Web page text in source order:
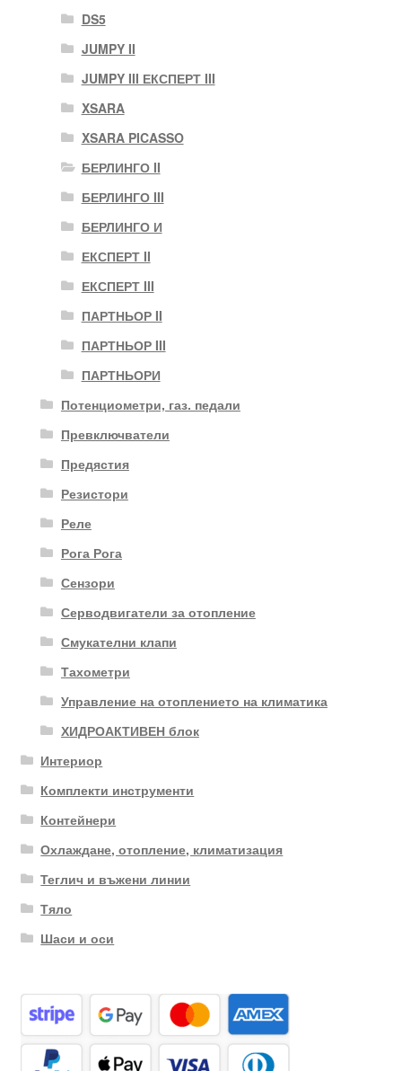
DS5
JUMPY II
JUMPY III ЕКСПЕРТ III
XSARA
XSARA PICASSO
БЕРЛИНГО II
БЕРЛИНГО III
БЕРЛИНГО И
ЕКСПЕРТ II
ЕКСПЕРТ III
ПАРТНЬОР II
ПАРТНЬОР III
ПАРТНЬОРИ
Потенциометри, газ. педали
Превключватели
Предястия
Резистори
Реле
Рога Рога
Сензори
Серводвигатели за отопление
Смукателни клапи
Тахометри
Управление на отоплението на климатика
ХИДРОАКТИВЕН блок
Интериор
Комплекти инструменти
Контейнери
Охлаждане, отопление, климатизация
Теглич и въжени линии
Тяло
Шаси и оси